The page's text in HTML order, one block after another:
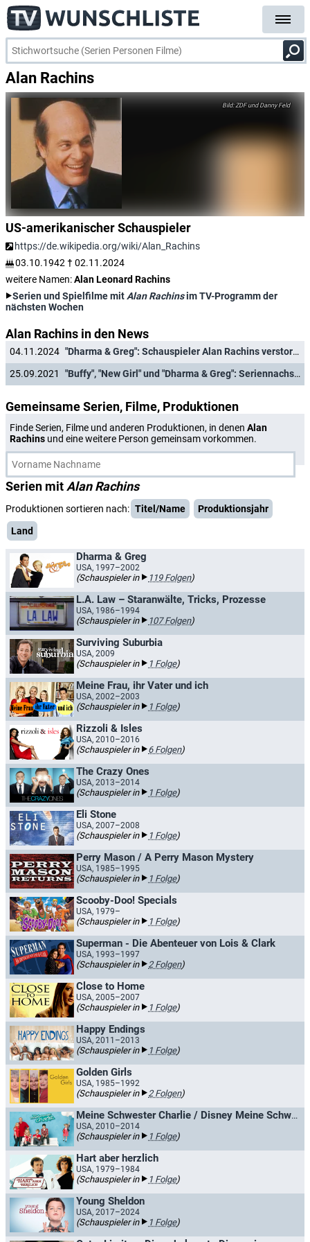
Alan Rachins
ZDF und Danny Feld
US-amerikanischer Schauspieler
https://de.wikipedia.org/wiki/Alan_Rachins
03.10.1942 † 02.11.2024
weitere Namen:Alan Leonard Rachins
Serien und Spielfilme mit Alan Rachinsim TV-Programm der
nächsten Wochen
Alan Rachins in den News
04.11.2024
"Dharma & Greg": Schauspieler Alan Rachins verstorben
25.09.2021
"Buffy", "New Girl" und "Dharma & Greg": Seriennachschub im Disney Channel
Gemeinsame Serien, Filme, Produktionen
Finde Serien, Filme und anderen Produktionen, in denen Alan
Rachins und eine weitere Person gemeinsam vorkommen.
Serien mit Alan Rachins
Produktionen sortieren nach: Titel/Name
Produktionsjahr
Land
Dharma & Greg
USA, 1997–2002
(Schauspieler in 119 Folgen)
L.A. Law – Staranwälte, Tricks, Prozesse
USA, 1986–1994
(Schauspieler in 107 Folgen)
Surviving Suburbia
USA, 2009
(Schauspieler in 1 Folge)
Meine Frau, ihr Vater und ich
USA, 2002–2003
(Schauspieler in 1 Folge)
Rizzoli & Isles
USA, 2010–2016
(Schauspieler in 6 Folgen)
The Crazy Ones
USA, 2013–2014
(Schauspieler in 1 Folge)
Eli Stone
USA, 2007–2008
(Schauspieler in 1 Folge)
Perry Mason / A Perry Mason Mystery
USA, 1985–1995
(Schauspieler in 1 Folge)
Scooby-Doo! Specials
USA, 1979–
(Schauspieler in 1 Folge)
Superman - Die Abenteuer von Lois & Clark
USA, 1993–1997
(Schauspieler in 2 Folgen)
Close to Home
USA, 2005–2007
(Schauspieler in 1 Folge)
Happy Endings
USA, 2011–2013
(Schauspieler in 1 Folge)
Golden Girls
USA, 1985–1992
(Schauspieler in 2 Folgen)
Meine Schwester Charlie / Disney Meine Schwester Charlie
USA, 2010–2014
(Schauspieler in 1 Folge)
Hart aber herzlich
USA, 1979–1984
(Schauspieler in 1 Folge)
Young Sheldon
USA, 2017–2024
(Schauspieler in 1 Folge)